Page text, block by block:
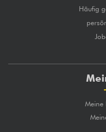
Häufig
Meine